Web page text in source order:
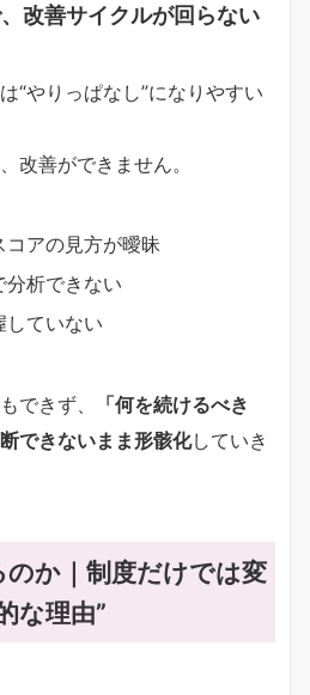
改善サイクルが回らない
“やりっぱなし”になりやすい
改善ができません。
コアの見方が曖昧
分析できない
していない
できず、
「何を続けるべき
できないまま形骸化していき
か｜制度だけでは変
な理由”